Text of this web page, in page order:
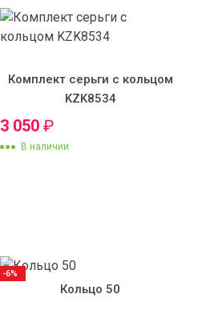
Комплект серьги с кольцом
KZK8534
3 050 ₽
В наличии
Кольцо 50
-6%